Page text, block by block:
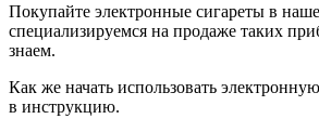
Покупайте электронные сигареты в
специализируемся на продаже таких
знаем.
Как же начать использовать
в инструкцию.